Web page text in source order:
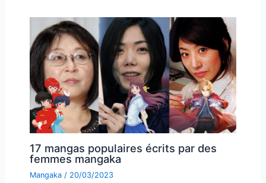
17 mangas populaires écrits par des
femmes mangaka
Mangaka/ 20/03/2023